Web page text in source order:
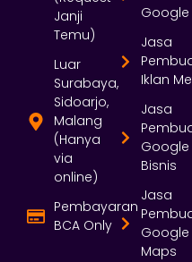
Janji
Temu)
Luar
Surabaya,
Sidoarjo,
Malang
(Hanya
via
online)
Pembayaran
BCA Only
Google
Jasa
Iklan
Jasa
Google
Bisnis
Jasa
Google
Maps